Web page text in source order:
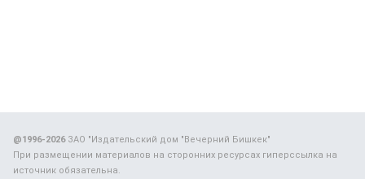
@1996-2026ЗАО "Издательский дом "Вечерний Бишкек"
При размещении материалов на сторонних ресурсах гиперссылка на
источник обязательна.